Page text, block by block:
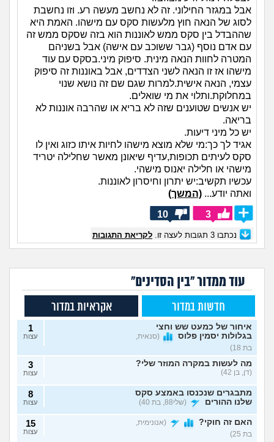
אבל במגזר החילוני. זה לא נחשב מעשה רע. וזו נחשבת
לסוג של הנאה חוץ מלעשות סקס עם מישהו. האמת היא
שההבדל בין סקס ממש לאוננות הוא בזה שסקס ממש זה
עם אדם נוסף (גבר ששוכב עם אישה) אבל בשניהם
המטרה לחוות הנאה מינית. סיפוק מיני.בסקס עם עוד
מישהו אז זו הנאה לשני הצדדים, אבל באוננות זה סיפוק
עצמי, הנאה אישית.למרות שגם שם זה נושא שנוי
במחלוקת.ותלוי את מי שואלים.
יש אנשים שטוענים שזה לא בריא או שהרבה אוננות לא
בריאה.
יש כל מיני דיעות.
אגיד לך כך:מי שלא מוצא מישהו לחיות איתו כזוג ואין לו
סקס לעיתים תכופות,עדיף שיאונן מאשר שחלילה יטריד
מישהי או חלילה יאנוס מישהי.
עכשיו תקשיב:יש יתרון וחיסרון לאוננות.
ואתה יודע... (המשך)
3
10
נכתבו 3 תגובות לעצה זו. לקריאת התגובות
עוד ממדור "בין הסדינים"
חדשות במדור אקראיות במדור
איחור של כמעט שש וחצי
בגלולות יסמין פלוס
(סנאית,
בת 18)
1
עצות
מה לעשות במקרה המוזר שלי?
(דן, בן 42)
3
עצות
מתבגרים שנכנסו באמצע סקס
שלנו ההורים
(שלי88, בת 40)
8
עצות
האם זה חוקי?
(אנונימית,
בת 25)
15
עצות